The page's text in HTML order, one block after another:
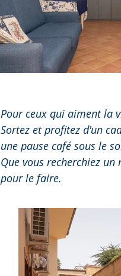
Pour ceux qui aiment la
Sortez et profitez d'un
une pause café sous le
Que vous recherchiez
pour le faire.